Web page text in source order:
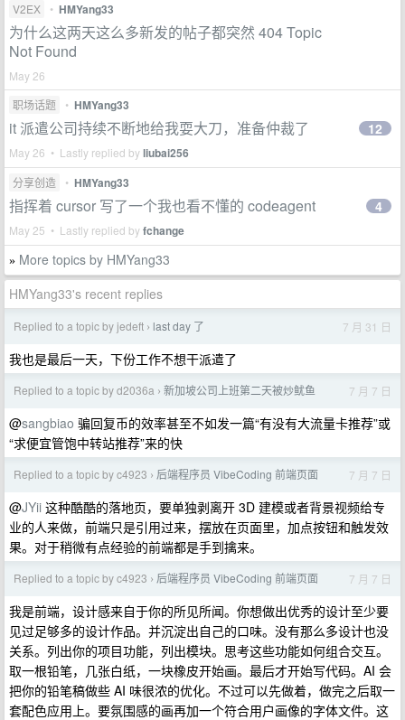
V2EX • HMYang33
为什么这两天这么多新发的帖子都突然 404 Topic
Not Found
May 26
职场话题
• HMYang33
it 派遣公司持续不断地给我耍大刀，准备仲裁了
May 26 • Lastly replied byliubai256
12
分享创造 • HMYang33
指挥着 cursor 写了一个我也看不懂的 codeagent
May 25 • Lastly replied byfchange
4
» More topics by HMYang33
HMYang33's recent replies
Replied to a topic by jedeft › last day 了 7 月 31 日
我也是最后一天，下份工作不想干派遣了
Replied to a topic by d2036a › 新加坡公司上班第二天被炒鱿鱼 7 月 7 日
@sangbiao 骗回复币的效率甚至不如发一篇“有没有大流量卡推荐”或
“求便宜管饱中转站推荐”来的快
Replied to a topic by c4923 › 后端程序员 VibeCoding 前端页面 7 月 7 日
@JYii 这种酷酷的落地页，要单独剥离开 3D 建模或者背景视频给专
业的人来做，前端只是引用过来，摆放在页面里，加点按钮和触发效
果。对于稍微有点经验的前端都是手到擒来。
Replied to a topic by c4923 › 后端程序员 VibeCoding 前端页面 7 月 7 日
我是前端，设计感来自于你的所见所闻。你想做出优秀的设计至少要
见过足够多的设计作品。并沉淀出自己的口味。没有那么多设计也没
关系。列出你的项目功能，列出模块。思考这些功能如何组合交互。
取一根铅笔，几张白纸，一块橡皮开始画。最后才开始写代码。AI 会
把你的铅笔稿做些 AI 味很浓的优化。不过可以先做着，做完之后取一
套配色应用上。要氛围感的画再加一个符合用户画像的字体文件。这